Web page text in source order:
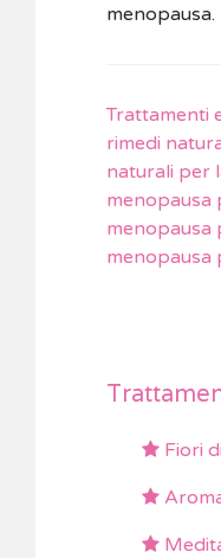
menopausa.
Trattamenti
rimedi
naturali per
menopausa
menopausa
menopausa
Fiori